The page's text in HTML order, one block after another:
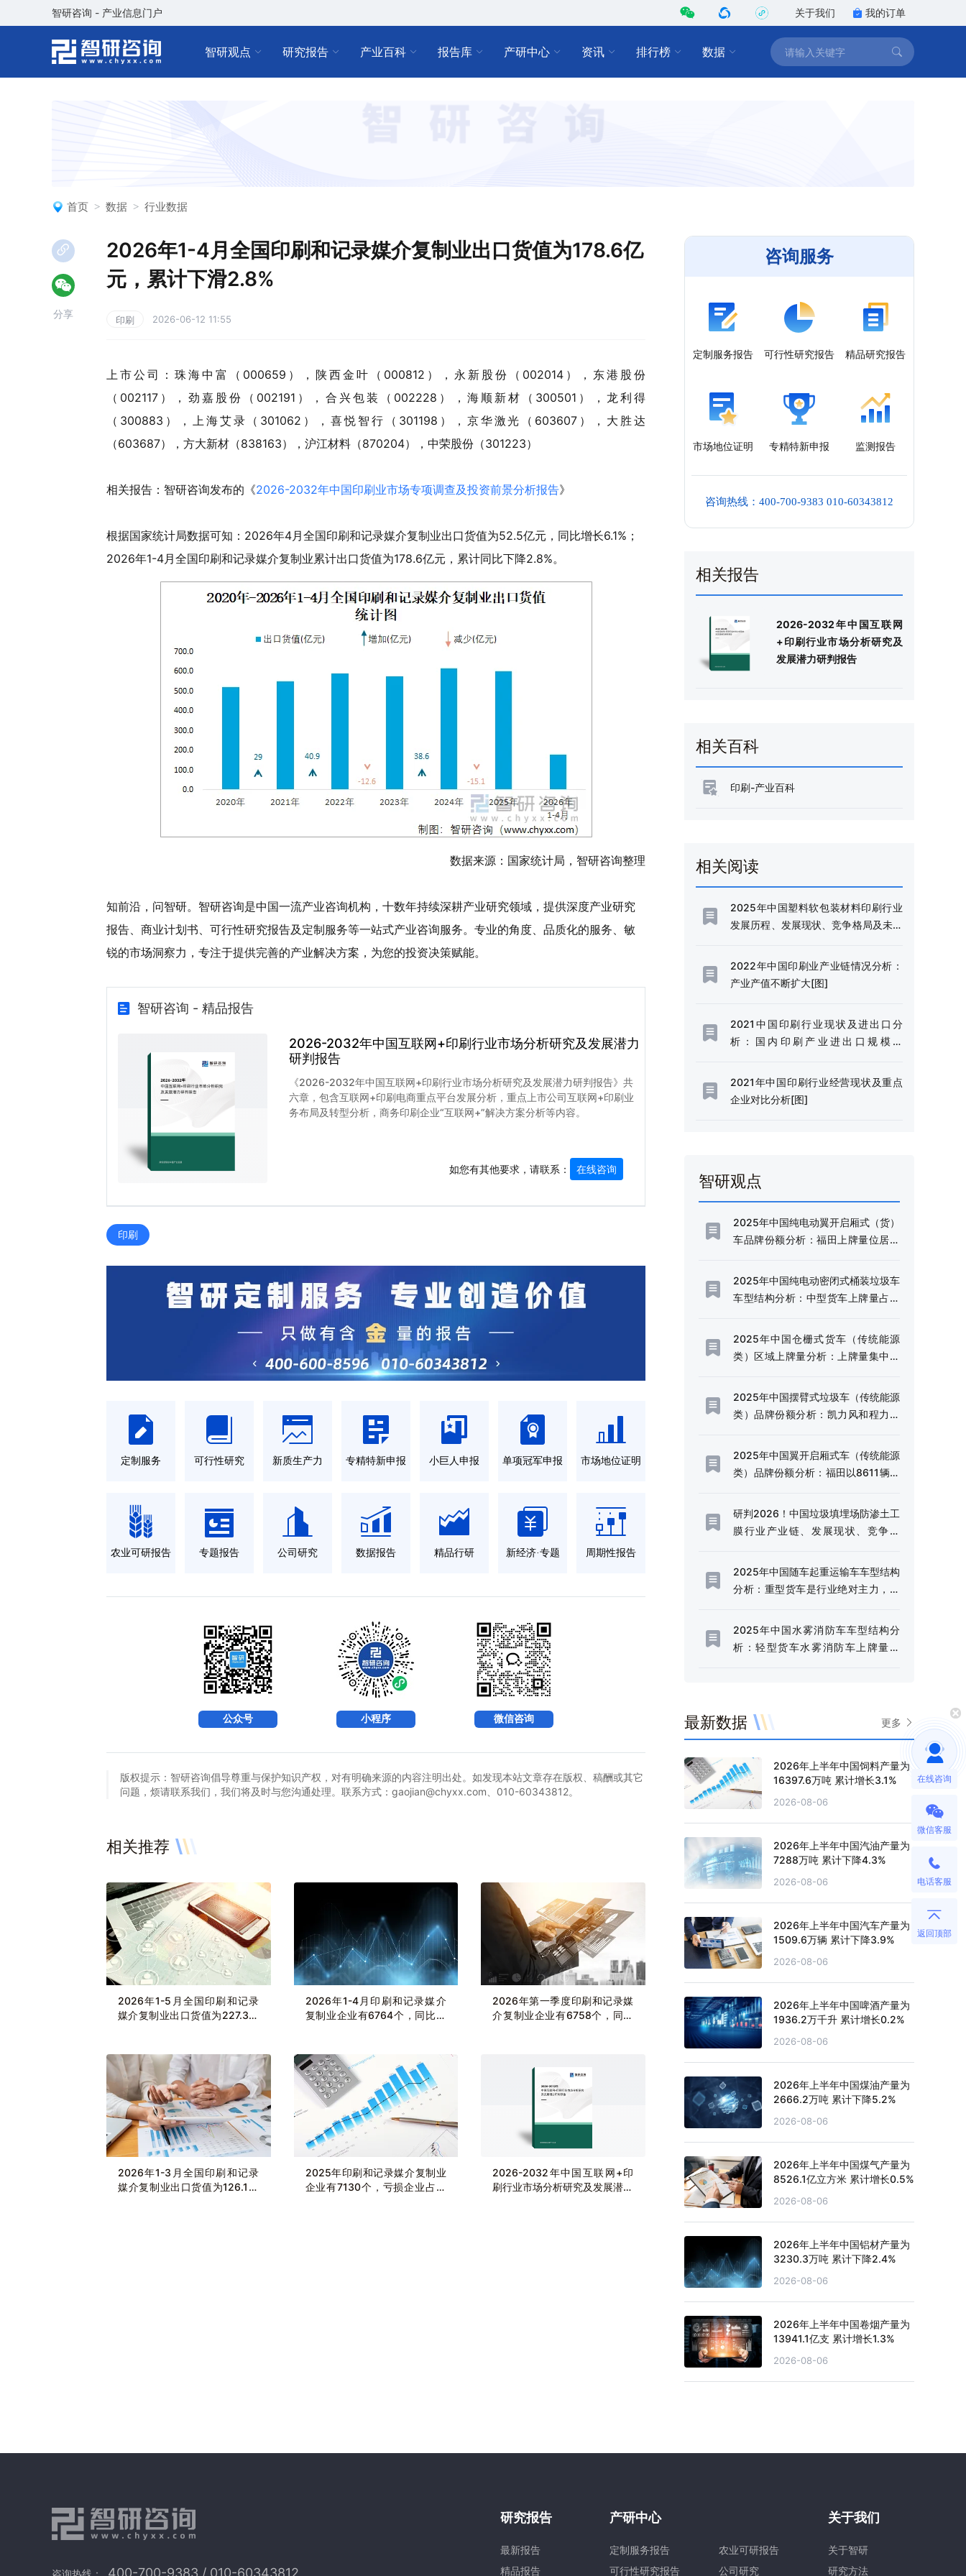
智研咨询 - 产业信息门户 关于我们 我的订单
智研观点 研究报告 产业百科 报告库 产研中心 资讯 排行榜 数据
首页 数据 行业数据
2026年1-4月全国印刷和记录媒介复制业出口货值为178.6亿
元，累计下滑2.8%
印刷 2026-06-12 11:55
上市公司：珠海中富（000659），陕西金叶（000812），永新股份（002014），东港股份
（002117），劲嘉股份（002191），合兴包装（002228），海顺新材（300501），龙利得
（300883），上海艾录（301062），喜悦智行（301198），京华激光（603607），大胜达
（603687），方大新材（838163），沪江材料（870204），中荣股份（301223）
相关报告：智研咨询发布的《2026-2032年中国印刷业市场专项调查及投资前景分析报告》
根据国家统计局数据可知：2026年4月全国印刷和记录媒介复制业出口货值为52.5亿元，同比增长6.1%；
2026年1-4月全国印刷和记录媒介复制业累计出口货值为178.6亿元，累计同比下降2.8%。
数据来源：国家统计局，智研咨询整理
知前沿，问智研。智研咨询是中国一流产业咨询机构，十数年持续深耕产业研究领域，提供深度产业研究
报告、商业计划书、可行性研究报告及定制服务等一站式产业咨询服务。专业的角度、品质化的服务、敏
锐的市场洞察力，专注于提供完善的产业解决方案，为您的投资决策赋能。
智研咨询 - 精品报告
2026-2032年中国互联网+印刷行业市场分析研究及发展潜力
研判报告
《2026-2032年中国互联网+印刷行业市场分析研究及发展潜力研判报告》共
六章，包含互联网+印刷电商重点平台发展分析，重点上市公司互联网+印刷业
务布局及转型分析，商务印刷企业“互联网+”解决方案分析等内容。
如您有其他要求，请联系： 在线咨询
印刷
定制服务 可行性研究 新质生产力 专精特新申报 小巨人申报 单项冠军申报 市场地位证明
农业可研报告 专题报告 公司研究 数据报告 精品行研 新经济·专题 周期性报告
公众号 小程序 微信咨询
版权提示：智研咨询倡导尊重与保护知识产权，对有明确来源的内容注明出处。如发现本站文章存在版权、稿酬或其它
问题，烦请联系我们，我们将及时与您沟通处理。联系方式：gaojian@chyxx.com、010-60343812。
相关推荐
2026年1-5月全国印刷和记录
媒介复制业出口货值为227.3亿
2026年1-4月印刷和记录媒介
复制业企业有6764个，同比下
2026年第一季度印刷和记录媒
介复制业企业有6758个，同比
2026年1-3月全国印刷和记录
媒介复制业出口货值为126.1亿
2025年印刷和记录媒介复制业
企业有7130个，亏损企业占比
2026-2032年中国互联网+印
刷行业市场分析研究及发展潜力
分享
咨询服务
定制服务报告 可行性研究报告 精品研究报告
市场地位证明 专精特新申报 监测报告
咨询热线：400-700-9383 010-60343812
相关报告
2026-2032年中国互联网
+印刷行业市场分析研究及
发展潜力研判报告
相关百科
印刷-产业百科
相关阅读
2025年中国塑料软包装材料印刷行业
发展历程、发展现状、竞争格局及未来
业向环保化、智能化和超薄化方向发展
[图]
2022年中国印刷业产业链情况分析：
产业产值不断扩大[图]
2021中国印刷行业现状及进出口分
析：国内印刷产业进出口规模达
2021年中国印刷行业经营现状及重点
企业对比分析[图]
智研观点
2025年中国纯电动翼开启厢式（货）
车品牌份额分析：福田上牌量位居首
2025年中国纯电动密闭式桶装垃圾车
车型结构分析：中型货车上牌量占比
2025年中国仓栅式货车（传统能源
类）区域上牌量分析：上牌量集中于
2025年中国摆臂式垃圾车（传统能源
类）品牌份额分析：凯力风和程力威
2025年中国翼开启厢式车（传统能源
类）品牌份额分析：福田以8611辆稳
[图]
研判2026！中国垃圾填埋场防渗土工
膜行业产业链、发展现状、竞争格
代，防渗土工膜成为垃圾填埋场核心
材料[图]
2025年中国随车起重运输车车型结构
分析：重型货车是行业绝对主力，市
2025年中国水雾消防车车型结构分
析：轻型货车水雾消防车上牌量为
最新数据 更多
2026年上半年中国饲料产量为
16397.6万吨 累计增长3.1%
2026-08-06
2026年上半年中国汽油产量为
7288万吨 累计下降4.3%
2026-08-06
2026年上半年中国汽车产量为
1509.6万辆 累计下降3.9%
2026-08-06
2026年上半年中国啤酒产量为
1936.2万千升 累计增长0.2%
2026-08-06
2026年上半年中国煤油产量为
2666.2万吨 累计下降5.2%
2026-08-06
2026年上半年中国煤气产量为
8526.1亿立方米 累计增长0.5%
2026-08-06
2026年上半年中国铝材产量为
3230.3万吨 累计下降2.4%
2026-08-06
2026年上半年中国卷烟产量为
13941.1亿支 累计增长1.3%
2026-08-06
在线咨询
微信客服
电话客服
返回顶部
咨询热线： 400-700-9383 / 010-60343812
研究报告
最新报告
精品报告
产研中心
定制服务报告
可行性研究报告
农业可研报告
公司研究
关于我们
关于智研
研究方法